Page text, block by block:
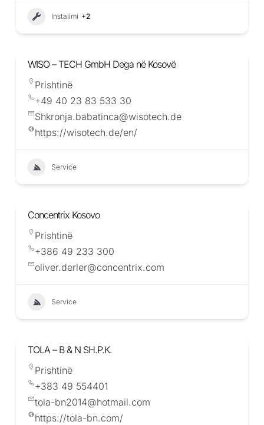
Instalimi +2
WISO – TECH GmbH Dega në Kosovë
Prishtinë
+49 40 23 83 533 30
Shkronja.babatinca@wisotech.de
https://wisotech.de/en/
Service
Concentrix Kosovo
Prishtinë
+386 49 233 300
oliver.derler@concentrix.com
Service
TOLA – B & N SH.P.K.
Prishtinë
+383 49 554401
tola-bn2014@hotmail.com
https://tola-bn.com/